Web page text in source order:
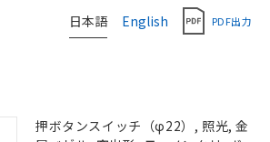
日本語 English PDF出力
押ボタンスイッチ（φ22）, 照光, 金